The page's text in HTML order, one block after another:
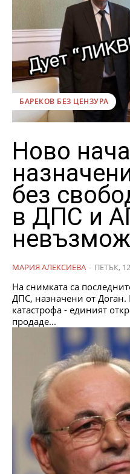
БАРЕКОВ БЕЗ ЦЕНЗУРА
Ново
без
в ДПС и
МАРИЯ АЛЕКСИЕВА - ПЕТЪК,
На снимката са
ДПС, назначени от Доган.
катастрофа - единият
продаде...